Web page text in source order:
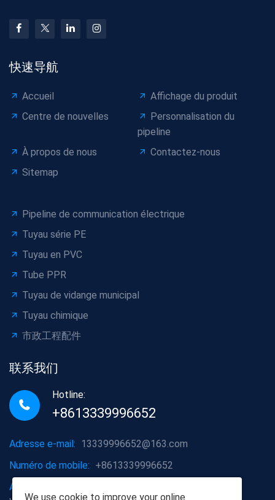
快速导航
Accueil
Affichage du produit
Centre de nouvelles
Personnalisation du
pipeline
À propos de nous
Contactez-nous
Sitemap
Pipeline de communication électrique
Tuyau série PE
Tuyau en PVC
Tube PPR
Tuyau de vidange municipal
Tuyau chimique
市政工程配件
联系我们
Hotline:
+8613339996652
Adresse e-mail: 13339996652@163.com
Numéro de mobile: +8613339996652
Adresse de l'entreprise:
We use cookie to improve your online